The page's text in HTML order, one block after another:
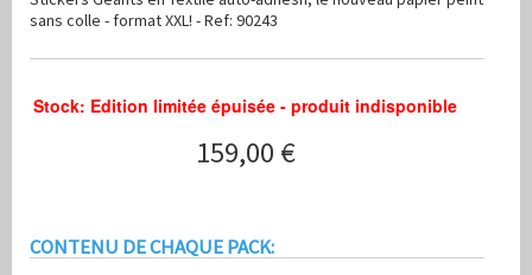
sans colle - format XXL! - Ref: 90243
Stock: Edition limitée épuisée - produit indisponible
159,00 €
CONTENU DE CHAQUE PACK: